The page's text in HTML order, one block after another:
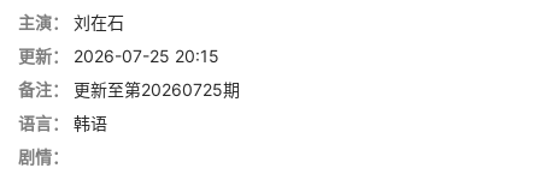
主演：
刘在石
更新：
2026-07-25 20:15
备注：
更新至第20260725期
语言：
韩语
剧情：